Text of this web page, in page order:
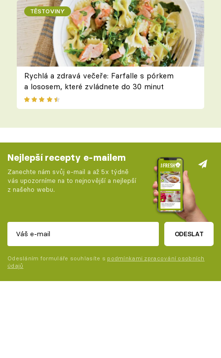
TĚSTOVINY
Rychlá a zdravá večeře: Farfalle s pórkem
a lososem, které zvládnete do 30 minut
Nejlepší recepty e-mailem
Zanechte nám svůj e-mail a až 5x týdně
vás upozorníme na to nejnovější a nejlepší
z našeho webu.
ODESLAT
Odesláním formuláře souhlasíte s podmínkami zpracování osobních
údajů